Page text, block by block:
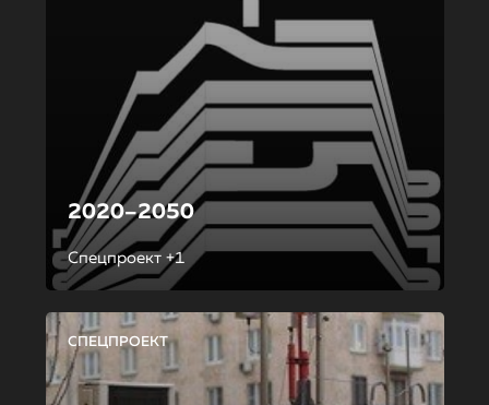
2020–2050
Спецпроект +1
СПЕЦПРОЕКТ